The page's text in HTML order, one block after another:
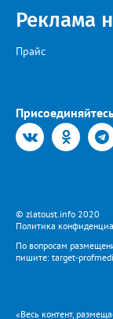
Реклама
Прайс
© zlatoust.info 2020
Политика
По вопросам
пишите: target-
«Весь контент,